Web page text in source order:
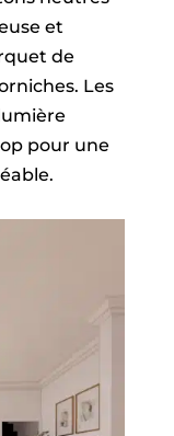
et
de
Les
pour une